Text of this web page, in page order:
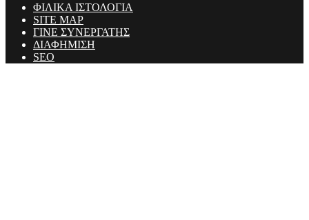
ΦΙΛΙΚΑ ΙΣΤΟΛΟΓΙΑ
SITE MAP
ΓΙΝΕ ΣΥΝΕΡΓΑΤΗΣ
ΔΙΑΦΗΜΙΣΗ
SEO